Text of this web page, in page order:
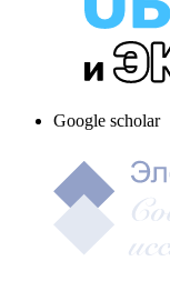
Google scholar